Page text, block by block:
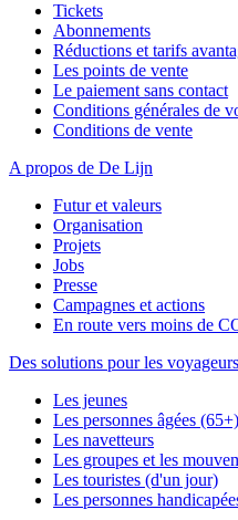
Tickets
Abonnements
Réductions et tarifs
Les points de vente
Le paiement sans contact
Conditions générales de
Conditions de vente
A propos de De Lijn
Futur et valeurs
Organisation
Projets
Jobs
Presse
Campagnes et actions
En route vers moins de
Des solutions pour les voyageurs
Les jeunes
Les personnes âgées (65+)
Les navetteurs
Les groupes et les
Les touristes (d'un jour)
Les personnes